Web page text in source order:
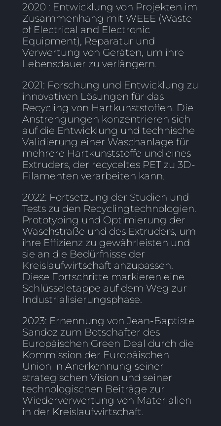
2020 : Entwicklung von Projekten im
Zusammenhang mit WEEE (Waste
of Electrical and Electronic
Equipment), Reparatur und
Verwertung von Geräten, um ihre
Lebensdauer zu verlängern.
2021: Forschung und Entwicklung zu
innovativen Lösungen für das
Recycling von Hartkunststoffen. Die
Anstrengungen konzentrieren sich
auf die Entwicklung und technische
Validierung einer Waschanlage für
mehrere Hartkunststoffe und eines
Extruders, der recyceltes PET zu 3D-
Filamenten verarbeiten kann.
2022: Fortsetzung der Studien und
Tests zu den Recyclingtechnologien.
Prototyping und Optimierung der
Waschstraße und des Extruders, um
ihre Effizienz zu gewährleisten und
sie an die Bedürfnisse der
Kreislaufwirtschaft anzupassen.
Diese Fortschritte markieren eine
Schlüsseletappe auf dem Weg zur
Industrialisierungsphase.
2023: Ernennung von Jean-Baptiste
Sandoz zum Botschafter des
Europäischen Green Deal durch die
Kommission der Europäischen
Union in Anerkennung seiner
strategischen Vision und seiner
technologischen Beiträge zur
Wiederverwertung von Materialien
in der Kreislaufwirtschaft.